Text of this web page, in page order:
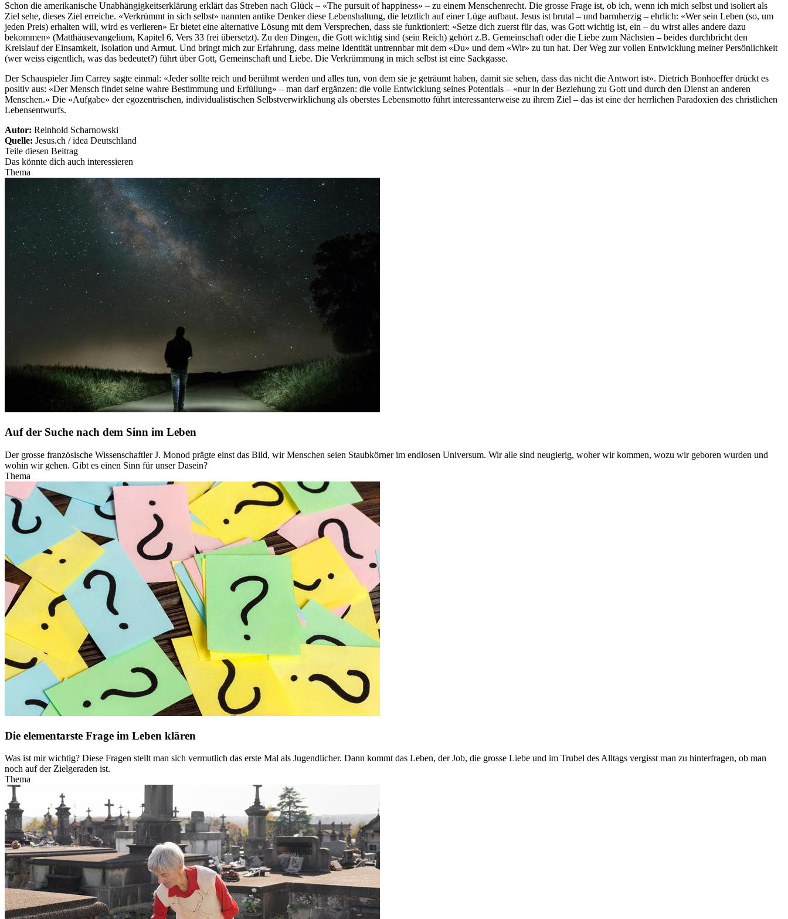
Schon die amerikanische Unabhängigkeitserklärung erklärt das Streben nach Glück – «The pursuit of happiness» – zu einem Menschenrecht. Die grosse Frage ist, ob ich, wenn ich mich selbst und isoliert als
Ziel sehe, dieses Ziel erreiche. «Verkrümmt in sich selbst» nannten antike Denker diese Lebenshaltung, die letztlich auf einer Lüge aufbaut. Jesus ist brutal – und barmherzig – ehrlich: «Wer sein Leben (so, um
jeden Preis) erhalten will, wird es verlieren» Er bietet eine alternative Lösung mit dem Versprechen, dass sie funktioniert: «Setze dich zuerst für das, was Gott wichtig ist, ein – du wirst alles andere dazu
bekommen» (Matthäusevangelium, Kapitel 6, Vers 33 frei übersetzt). Zu den Dingen, die Gott wichtig sind (sein Reich) gehört z.B. Gemeinschaft oder die Liebe zum Nächsten – beides durchbricht den
Kreislauf der Einsamkeit, Isolation und Armut. Und bringt mich zur Erfahrung, dass meine Identität untrennbar mit dem «Du» und dem «Wir» zu tun hat. Der Weg zur vollen Entwicklung meiner Persönlichkeit
(wer weiss eigentlich, was das bedeutet?) führt über Gott, Gemeinschaft und Liebe. Die Verkrümmung in mich selbst ist eine Sackgasse.
Der Schauspieler Jim Carrey sagte einmal: «Jeder sollte reich und berühmt werden und alles tun, von dem sie je geträumt haben, damit sie sehen, dass das nicht die Antwort ist». Dietrich Bonhoeffer drückt es
positiv aus: «Der Mensch findet seine wahre Bestimmung und Erfüllung» – man darf ergänzen: die volle Entwicklung seines Potentials – «nur in der Beziehung zu Gott und durch den Dienst an anderen
Menschen.» Die «Aufgabe» der egozentrischen, individualistischen Selbstverwirklichung als oberstes Lebensmotto führt interessanterweise zu ihrem Ziel – das ist eine der herrlichen Paradoxien des christlichen
Lebensentwurfs.
Autor: Reinhold Scharnowski
Quelle: Jesus.ch / idea Deutschland
Teile diesen Beitrag
Das könnte dich auch interessieren
Thema
Auf der Suche nach dem Sinn im Leben
Der grosse französische Wissenschaftler J. Monod prägte einst das Bild, wir Menschen seien Staubkörner im endlosen Universum. Wir alle sind neugierig, woher wir kommen, wozu wir geboren wurden und
wohin wir gehen. Gibt es einen Sinn für unser Dasein?
Thema
Die elementarste Frage im Leben klären
Was ist mir wichtig? Diese Fragen stellt man sich vermutlich das erste Mal als Jugendlicher. Dann kommt das Leben, der Job, die grosse Liebe und im Trubel des Alltags vergisst man zu hinterfragen, ob man
noch auf der Zielgeraden ist.
Thema